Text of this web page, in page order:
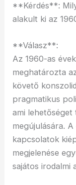
**Kérdés**:
alakult ki az
**Válasz**:
Az 1960-as
meghatározta
követő
pragmatikus
ami
megújulására.
kapcsolatok
megjelenése
sajátos irodalmi